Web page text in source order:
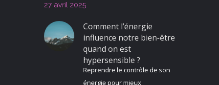
27 avril 2025
Comment l’énergie
influence notre bien-être
quand on est
hypersensible ?
Reprendre le contrôle de son
énergie pour mieux